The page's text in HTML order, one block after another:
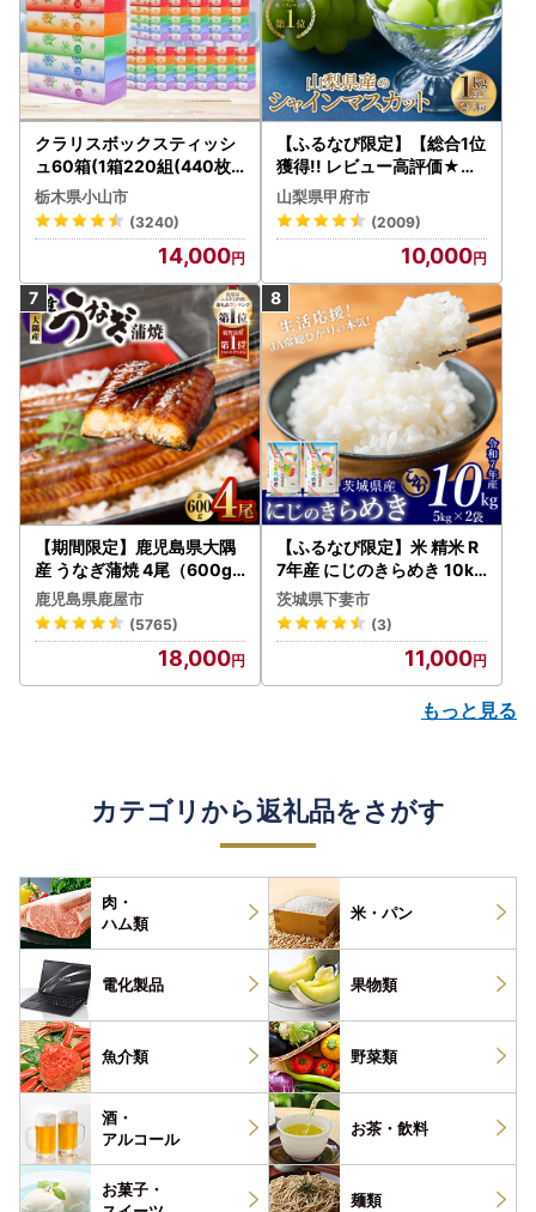
クラリスボックスティッシ
ュ60箱(1箱220組(440枚))
(5個入り×12セット)【配送
不可地域：離島・沖縄県】
【1256759】
栃木県小山市
(3240)
14,000
【ふるなび限定】【総合1位
獲得!! レビュー高評価★】
〈2026年度配送分〉山梨
県産 シャインマスカット 2
～3房（1.0kg以上）シャイ
ン フルーツ FN-Limited-S
P
山梨県甲府市
(2009)
10,000
【期間限定】鹿児島県大隅
産 うなぎ蒲焼 4尾（600g
） KN007-004-04-cp18
うなぎ 鰻 魚 惣菜 総菜
鹿児島県鹿屋市
(5765)
18,000
【ふるなび限定】米 精米 R
7年産 にじのきらめき 10kg
10月 FN-Limited-PR
茨城県下妻市
(3)
11,000
もっと見る
カテゴリから返礼品をさがす
肉・
ハム類
米・パン
電化製品 果物類
魚介類 野菜類
酒・
アルコール
お茶・ 飲料
お菓子・
麺類